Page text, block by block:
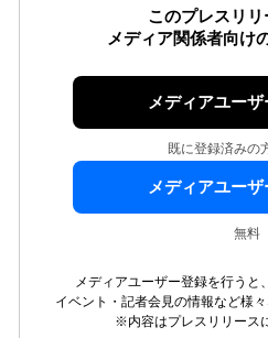
このプレスリリ
メディア関係者向け
メディアユー
既に登録済みの
メディアユー
無料
メディアユーザー登録を行うと
イベント・記者会見の情報など様
※内容はプレスリリース